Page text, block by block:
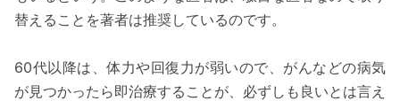
替えることを著者は推奨しているのです。
60代以降は、体力や回復力が弱いので、がんなどの病気
が見つかったら即治療することが、必ずしも良いとは言え